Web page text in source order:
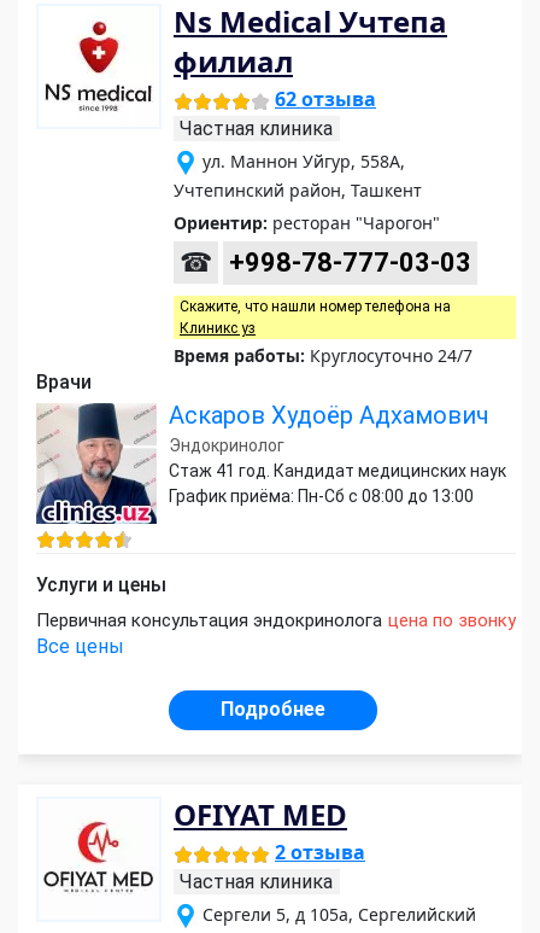
Ns Medical Учтепа
филиал
62 отзыва
Частная клиника
ул. Маннон Уйгур, 558А,
Учтепинский район, Ташкент
Ориентир: ресторан "Чарогон"
☎ +998-78-777-03-03
Скажите, что нашли номер телефона на
Клиникс уз
Время работы: Круглосуточно 24/7
Врачи
Аскаров Худоёр Адхамович
Эндокринолог
Стаж 41 год. Кандидат медицинских наук
График приёма: Пн-Сб с 08:00 до 13:00
Услуги и цены
Первичная консультация эндокринолога цена по звонку
Все цены
Подробнее
OFIYAT MED
2 отзыва
Частная клиника
Сергели 5, д 105а, Сергелийский